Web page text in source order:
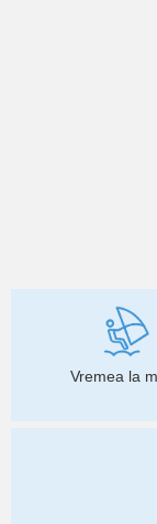
Vremea la